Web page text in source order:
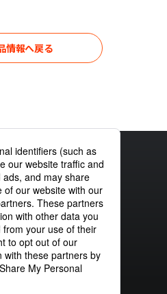
SL035
情報へ戻る
ルプライバシーポリシー
トポリシーお問い合わせ